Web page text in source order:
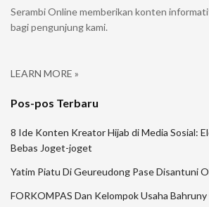
Serambi Online memberikan konten
bagi pengunjung kami.
LEARN MORE »
Pos-pos Terbaru
8 Ide Konten Kreator Hijab di Media Sosial:
Bebas Joget-joget
Yatim Piatu Di Geureudong Pase Disantuni
FORKOMPAS Dan Kelompok Usaha